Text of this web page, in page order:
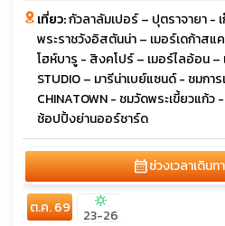
เที่ยว:กัวลาลัมเปอร์ – ปุตราจายา -
พระราชวังอิสตันน่า – เมอร์เดก้าสแ
โฮห์บารู - สิงคโปร์ – เมอร์ไลอ้อน –
STUDIO – มารีน่าเบย์แซนด์ - ชมก
CHINATOWN - ชมวัดพระเขี้ยวแก้ว
ช้อปปิ้งย่านออร์ชาร์ด
calendar_monthช่วงเวลาเดินท
ต.ค. 69 sunny
23-26